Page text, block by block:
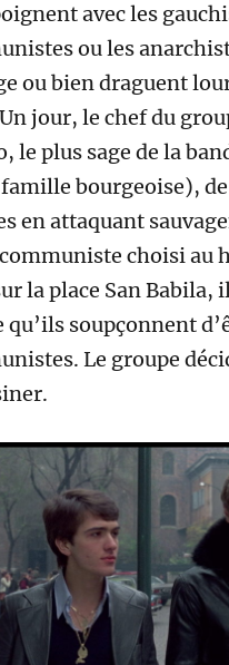
avec les
ou les
ou bien draguent
jour, le chef du
le plus sage de la
famille bourgeoise),
en attaquant
choisi au
la place San Babila,
qu’ils soupçonnent
Le groupe